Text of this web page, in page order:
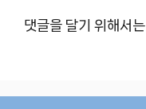
댓글을 달기 위해서는